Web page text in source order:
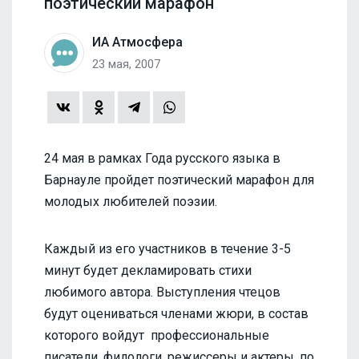
ИА Атмосфера
23 мая, 2007
24 мая в рамках Года русского языка в
Барнауле пройдет поэтический марафон для
молодых любителей поэзии.
Каждый из его участников в течение 3-5
минут будет декламировать стихи
любимого автора. Выступления чтецов
будут оцениваться членами жюри, в состав
которого войдут профессиональные